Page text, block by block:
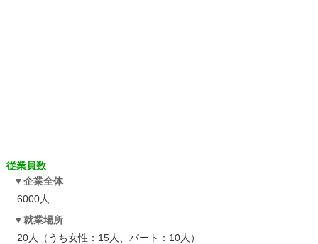
従業員数
企業全体
6000人
就業場所
20人（うち女性：15人、パート：10人）